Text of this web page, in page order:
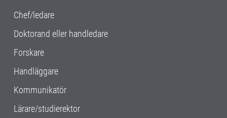
Chef/ledare
Doktorand eller handledare
Forskare
Handläggare
Kommunikatör
Lärare/studierektor